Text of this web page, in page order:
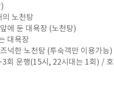
의 노천탕
에 둔 대욕장 (노천탕)
대욕장
넉한 노천탕 (투숙객만 이용가능)
회 운행(15시, 22시대는 1회) / 호